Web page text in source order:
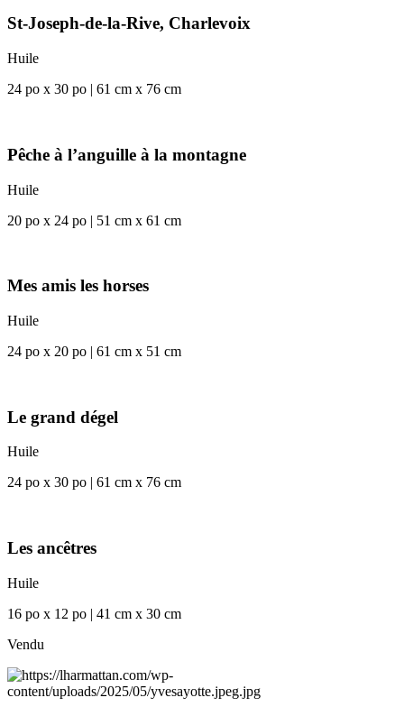
St-Joseph-de-la-Rive, Charlevoix
Huile
24 po x 30 po | 61 cm x 76 cm
Pêche à l’anguille à la montagne
Huile
20 po x 24 po | 51 cm x 61 cm
Mes amis les horses
Huile
24 po x 20 po | 61 cm x 51 cm
Le grand dégel
Huile
24 po x 30 po | 61 cm x 76 cm
Les ancêtres
Huile
16 po x 12 po | 41 cm x 30 cm
Vendu